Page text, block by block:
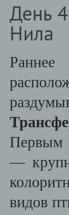
День
Нила
—
видов